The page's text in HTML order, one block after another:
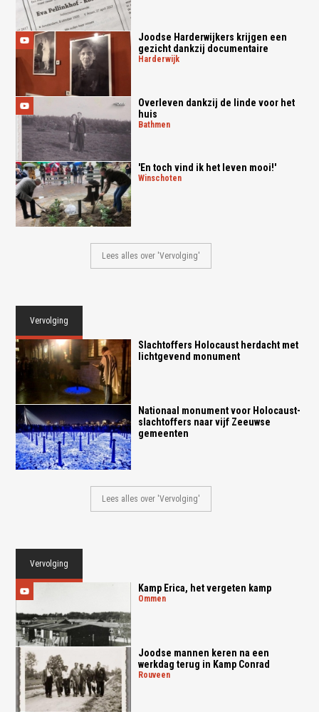
Joodse Harderwijkers krijgen een
gezicht dankzij documentaire
harderwijk
Overleven dankzij de linde voor het
huis
bathmen
'En toch vind ik het leven mooi!'
winschoten
Lees alles over 'Vervolging'
Vervolging
Slachtoffers Holocaust herdacht met
lichtgevend monument
Nationaal monument voor Holocaust-
slachtoffers naar vijf Zeeuwse
gemeenten
Lees alles over 'Vervolging'
Vervolging
Kamp Erica, het vergeten kamp
ommen
Joodse mannen keren na een
werkdag terug in Kamp Conrad
rouveen